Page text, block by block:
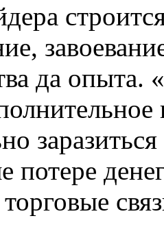
да
потере